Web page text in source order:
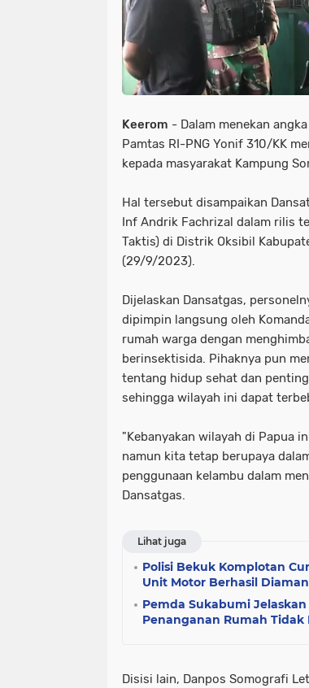
Keerom - Dalam menekan
Pamtas RI-PNG Yonif 310/KK
kepada masyarakat Kampung
Hal tersebut disampaikan
Inf Andrik Fachrizal dalam rilis
Taktis) di Distrik Oksibil
(29/9/2023).
Dijelaskan Dansatgas,
dipimpin langsung oleh
rumah warga dengan
berinsektisida. Pihaknya pun
tentang hidup sehat dan
sehingga wilayah ini dapat
"Kebanyakan wilayah di Papua
namun kita tetap berupaya
penggunaan kelambu dalam
Dansatgas.
Lihat juga
Polisi Bekuk Komplotan
Unit Motor Berhasil
Pemda Sukabumi
Penanganan Rumah Tidak
Disisi lain, Danpos Somografi